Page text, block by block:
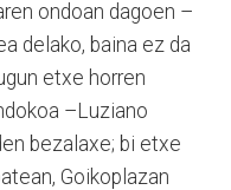
ondoan dagoen –
delako, baina ez da
etxe horren
–Luziano
bezalaxe; bi etxe
Goikoplazan